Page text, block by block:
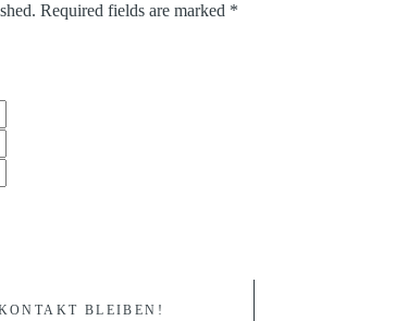
Required fields are marked *
BLEIBEN!